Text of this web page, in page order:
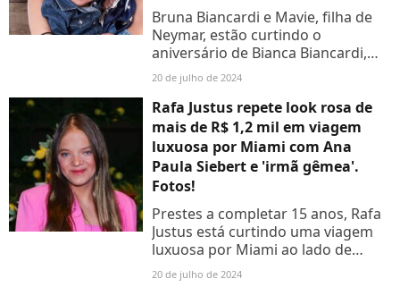
Bruna Biancardi e Mavie, filha de
Neymar, estão curtindo o
aniversário de Bianca Biancardi,
irmã da modelo, após polêmica
recente com Rafaella Santos. Veja
fotos dos looks!
20 de julho de 2024
Rafa Justus repete look rosa de
mais de R$ 1,2 mil em viagem
luxuosa por Miami com Ana
Paula Siebert e 'irmã gêmea'.
Fotos!
Prestes a completar 15 anos, Rafa
Justus está curtindo uma viagem
luxuosa por Miami ao lado de
familiares e posou toda elegante
20 de julho de 2024